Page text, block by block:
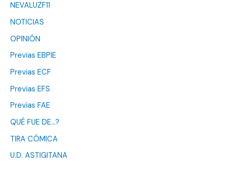
NEVALUZF11
NOTICIAS
OPINIÓN
Previas EBPIE
Previas ECF
Previas EFS
Previas FAE
QUÉ FUE DE…?
TIRA CÓMICA
U.D. ASTIGITANA